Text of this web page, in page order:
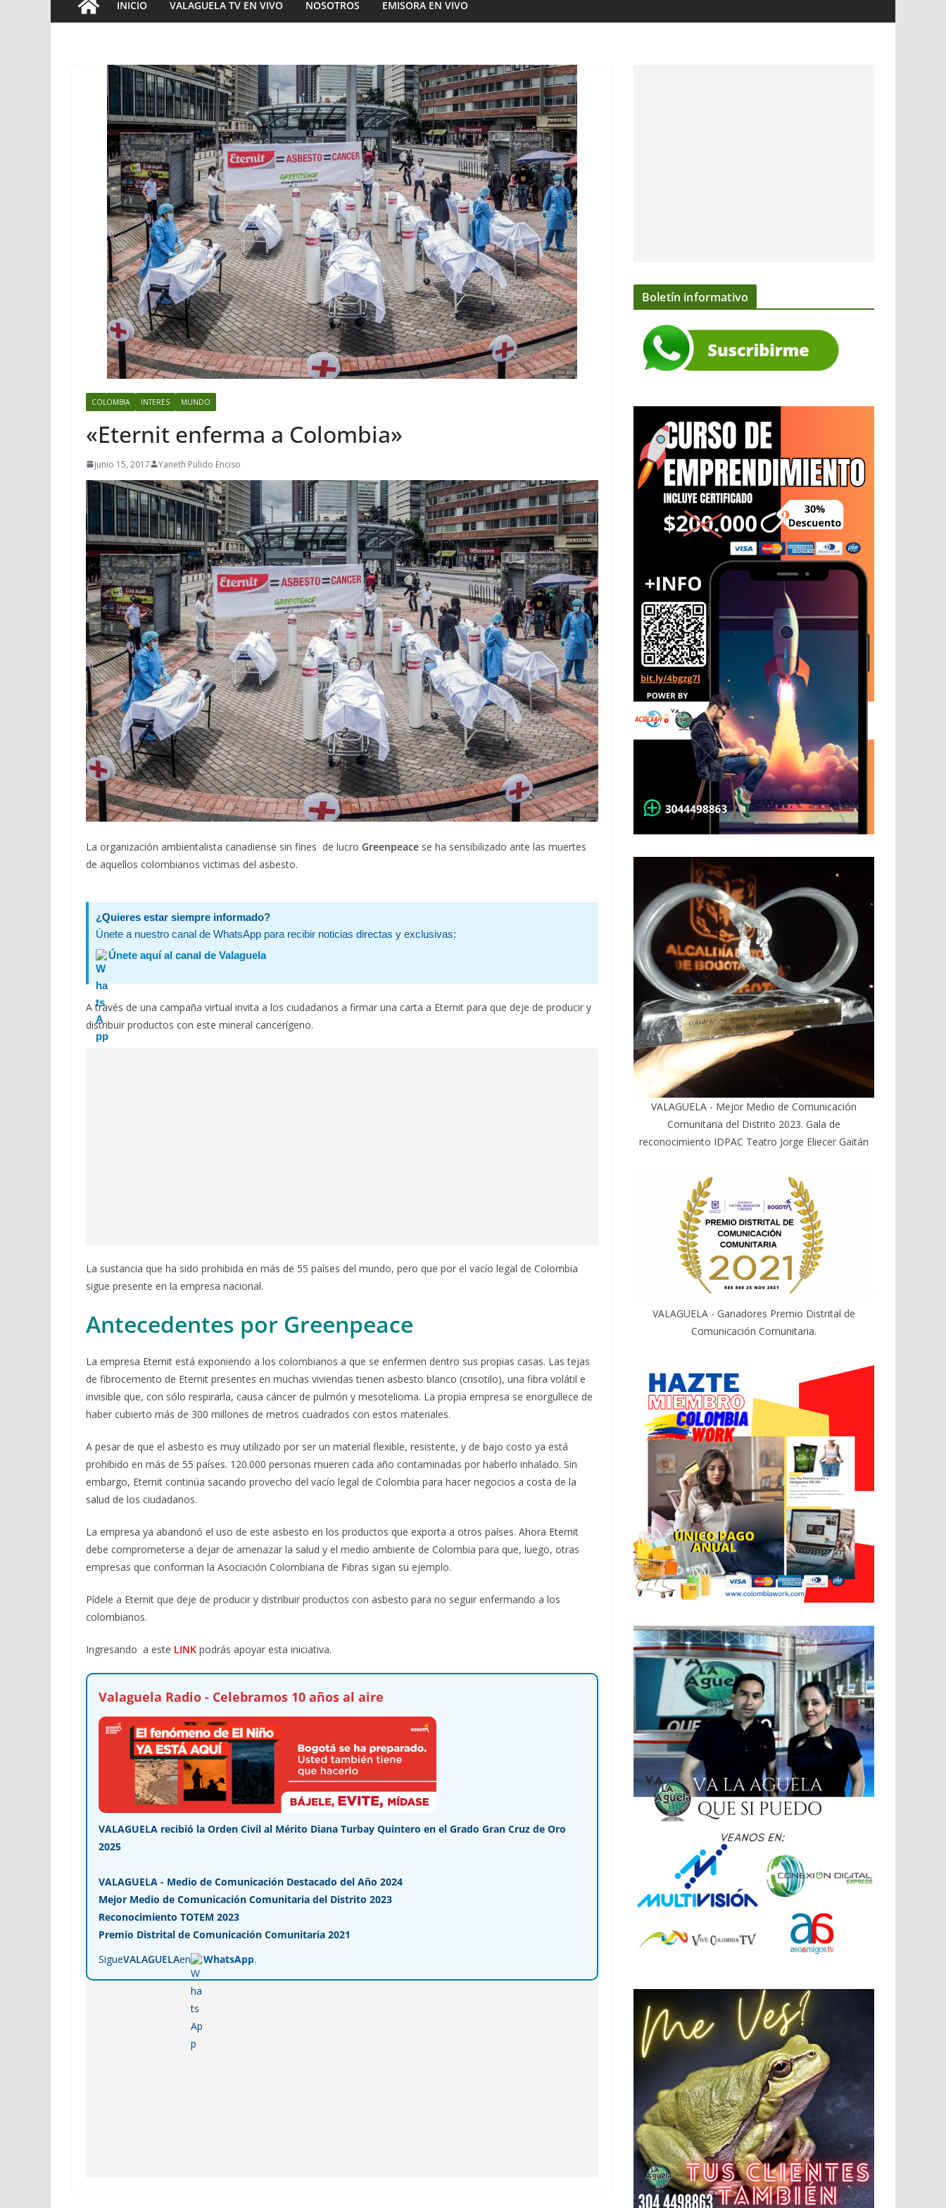
INICIO VALAGUELA TV EN VIVO NOSOTROS EMISORA EN VIVO
COLOMBIA INTERES MUNDO
«Eternit enferma a Colombia»
junio 15, 2017 Yaneth Pulido Enciso
La organización ambientalista canadiense sin fines de lucro Greenpeace se ha sensibilizado ante las muertes
de aquellos colombianos victimas del asbesto.
¿Quieres estar siempre informado?
Únete a nuestro canal de WhatsApp para recibir noticias directas y exclusivas:
Únete aquí al canal de Valaguela
A través de una campaña virtual invita a los ciudadanos a firmar una carta a Eternit para que deje de producir y
distribuir productos con este mineral cancerígeno.
La sustancia que ha sido prohibida en más de 55 países del mundo, pero que por el vacío legal de Colombia
sigue presente en la empresa nacional.
Antecedentes por Greenpeace
La empresa Eternit está exponiendo a los colombianos a que se enfermen dentro sus propias casas. Las tejas
de fibrocemento de Eternit presentes en muchas viviendas tienen asbesto blanco (crisotilo), una fibra volátil e
invisible que, con sólo respirarla, causa cáncer de pulmón y mesotelioma. La propia empresa se enorgullece de
haber cubierto más de 300 millones de metros cuadrados con estos materiales.
A pesar de que el asbesto es muy utilizado por ser un material flexible, resistente, y de bajo costo ya está
prohibido en más de 55 países. 120.000 personas mueren cada año contaminadas por haberlo inhalado. Sin
embargo, Eternit continúa sacando provecho del vacío legal de Colombia para hacer negocios a costa de la
salud de los ciudadanos.
La empresa ya abandonó el uso de este asbesto en los productos que exporta a otros países. Ahora Eternit
debe comprometerse a dejar de amenazar la salud y el medio ambiente de Colombia para que, luego, otras
empresas que conforman la Asociación Colombiana de Fibras sigan su ejemplo.
Pídele a Eternit que deje de producir y distribuir productos con asbesto para no seguir enfermando a los
colombianos.
Ingresando a este LINK podrás apoyar esta iniciativa.
Valaguela Radio - Celebramos 10 años al aire
VALAGUELA recibió la Orden Civil al Mérito Diana Turbay Quintero en el Grado Gran Cruz de Oro
2025
VALAGUELA - Medio de Comunicación Destacado del Año 2024
Mejor Medio de Comunicación Comunitaria del Distrito 2023
Reconocimiento TOTEM 2023
Premio Distrital de Comunicación Comunitaria 2021
SigueVALAGUELAen WhatsApp.
Boletín informativo
VALAGUELA - Mejor Medio de Comunicación
Comunitaria del Distrito 2023. Gala de
reconocimiento IDPAC Teatro Jorge Eliecer Gaitán
VALAGUELA - Ganadores Premio Distrital de
Comunicación Comunitaria.